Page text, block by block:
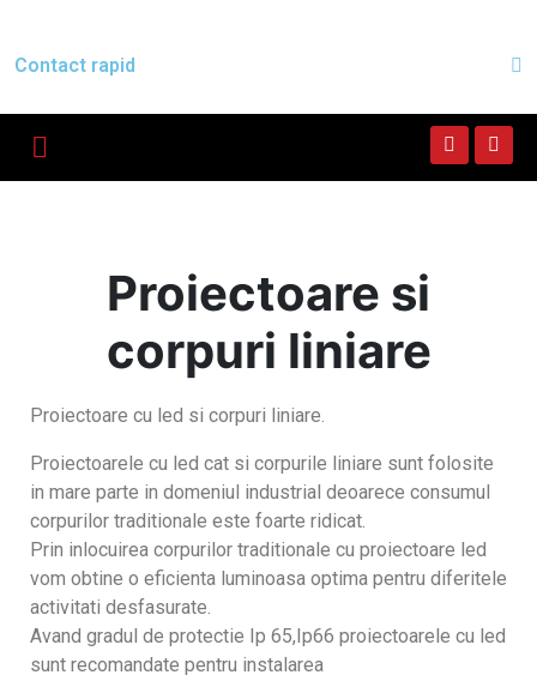
Contact rapid
Proiectoare si
corpuri liniare
Proiectoare cu led si corpuri liniare.
Proiectoarele cu led cat si corpurile liniare sunt folosite
in mare parte in domeniul industrial deoarece consumul
corpurilor traditionale este foarte ridicat.
Prin inlocuirea corpurilor traditionale cu proiectoare led
vom obtine o eficienta luminoasa optima pentru diferitele
activitati desfasurate.
Avand gradul de protectie Ip 65,Ip66 proiectoarele cu led
sunt recomandate pentru instalarea